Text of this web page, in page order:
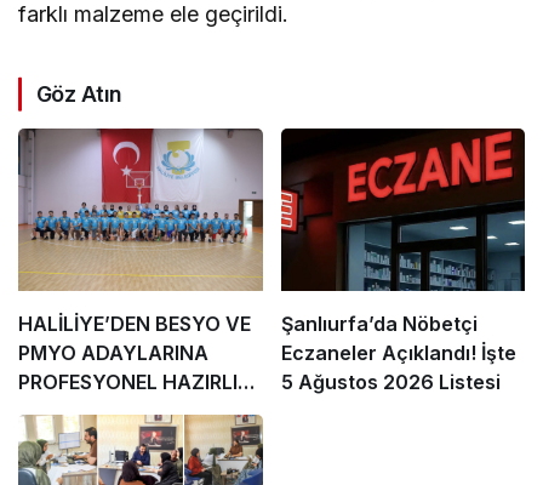
farklı malzeme ele geçirildi.
Göz Atın
HALİLİYE’DEN BESYO VE
PMYO ADAYLARINA
PROFESYONEL HAZIRLIK
DESTEĞİ
Şanlıurfa’da Nöbetçi
Eczaneler Açıklandı! İşte
5 Ağustos 2026 Listesi